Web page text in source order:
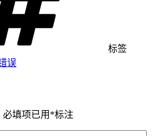
标签
误
必填项已用 *标注